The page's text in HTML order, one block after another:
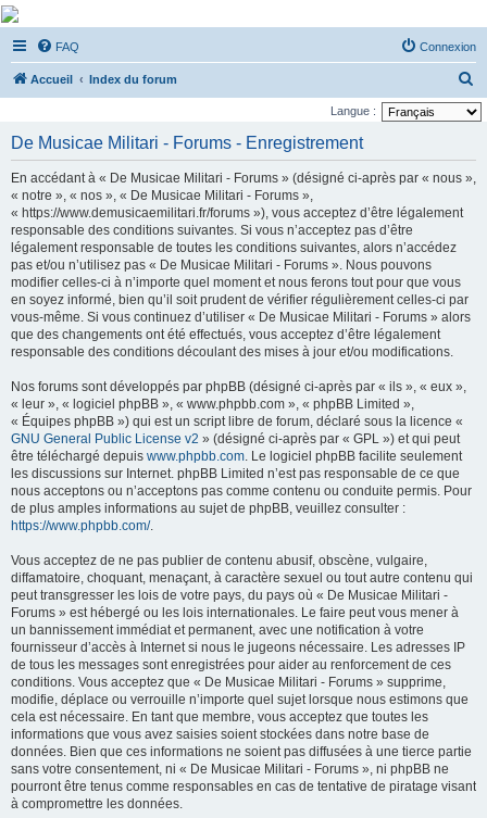
De Musicae Militari -
Forums
Forums de discussions
FAQ Connexion
Accueil Index du forum
e
e
Langue :
De Musicae Militari - Forums - Enregistrement
En accédant à « De Musicae Militari - Forums » (désigné ci-après par « nous »,
« notre », « nos », « De Musicae Militari - Forums »,
« https://www.demusicaemilitari.fr/forums »), vous acceptez d’être légalement
responsable des conditions suivantes. Si vous n’acceptez pas d’être
légalement responsable de toutes les conditions suivantes, alors n’accédez
pas et/ou n’utilisez pas « De Musicae Militari - Forums ». Nous pouvons
modifier celles-ci à n’importe quel moment et nous ferons tout pour que vous
en soyez informé, bien qu’il soit prudent de vérifier régulièrement celles-ci par
vous-même. Si vous continuez d’utiliser « De Musicae Militari - Forums » alors
que des changements ont été effectués, vous acceptez d’être légalement
responsable des conditions découlant des mises à jour et/ou modifications.
Nos forums sont développés par phpBB (désigné ci-après par « ils », « eux »,
« leur », « logiciel phpBB », « www.phpbb.com », « phpBB Limited »,
« Équipes phpBB ») qui est un script libre de forum, déclaré sous la licence «
GNU General Public License v2 » (désigné ci-après par « GPL ») et qui peut
être téléchargé depuis www.phpbb.com. Le logiciel phpBB facilite seulement
les discussions sur Internet. phpBB Limited n’est pas responsable de ce que
nous acceptons ou n’acceptons pas comme contenu ou conduite permis. Pour
de plus amples informations au sujet de phpBB, veuillez consulter :
https://www.phpbb.com/.
Vous acceptez de ne pas publier de contenu abusif, obscène, vulgaire,
diffamatoire, choquant, menaçant, à caractère sexuel ou tout autre contenu qui
peut transgresser les lois de votre pays, du pays où « De Musicae Militari -
Forums » est hébergé ou les lois internationales. Le faire peut vous mener à
un bannissement immédiat et permanent, avec une notification à votre
fournisseur d’accès à Internet si nous le jugeons nécessaire. Les adresses IP
de tous les messages sont enregistrées pour aider au renforcement de ces
conditions. Vous acceptez que « De Musicae Militari - Forums » supprime,
modifie, déplace ou verrouille n’importe quel sujet lorsque nous estimons que
cela est nécessaire. En tant que membre, vous acceptez que toutes les
informations que vous avez saisies soient stockées dans notre base de
données. Bien que ces informations ne soient pas diffusées à une tierce partie
sans votre consentement, ni « De Musicae Militari - Forums », ni phpBB ne
pourront être tenus comme responsables en cas de tentative de piratage visant
à compromettre les données.